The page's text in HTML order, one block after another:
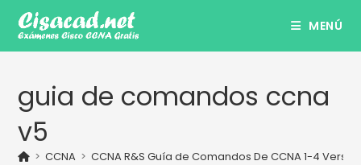
contenido
MENÚ
guia de comandos ccna
v5
> CCNA > CCNA R&S Guía de Comandos De CCNA 1-4